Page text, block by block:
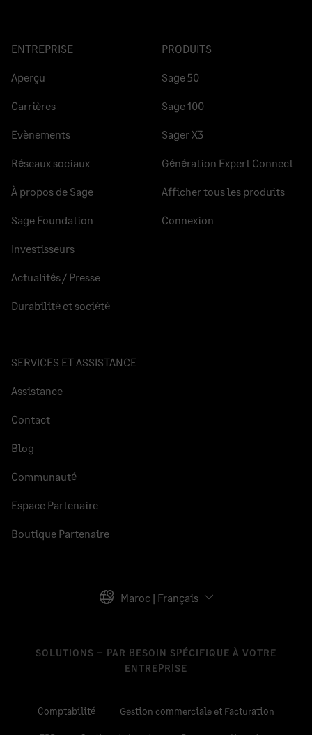
ENTREPRISE
Aperçu
Carrières
Evènements
Réseaux sociaux
À propos de Sage
Sage Foundation
Investisseurs
Actualités / Presse
Durabilité et société
PRODUITS
Sage 50
Sage 100
Sager X3
Génération Expert Connect
Afficher tous les produits
Connexion
SERVICES ET ASSISTANCE
Assistance
Contact
Blog
Communauté
Espace Partenaire
Boutique Partenaire
Maroc | Français
SOLUTIONS – PAR BESOIN SPÉCIFIQUE À VOTRE
ENTREPRISE
Comptabilité Gestion commerciale et Facturation